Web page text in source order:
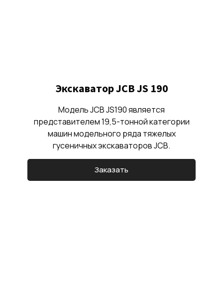
Экскаватор JCB JS 190
Модель JCB JS190 является
представителем 19,5-тонной категории
машин модельного ряда тяжелых
гусеничных экскаваторов JCB.
Заказать